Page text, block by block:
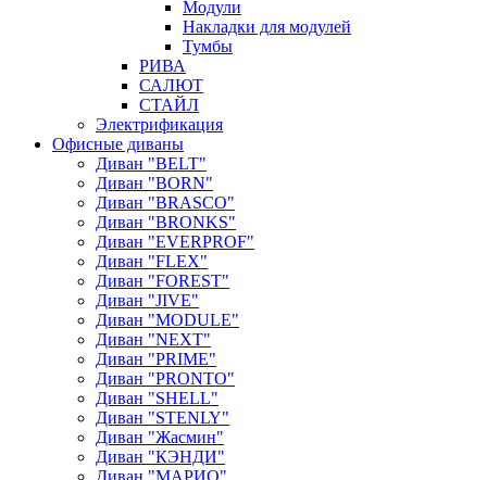
Модули
Накладки для модулей
Тумбы
РИВА
САЛЮТ
СТАЙЛ
Электрификация
Офисные диваны
Диван "BELT"
Диван "BORN"
Диван "BRASCO"
Диван "BRONKS"
Диван "EVERPROF"
Диван "FLEX"
Диван "FOREST"
Диван "JIVE"
Диван "MODULE"
Диван "NEXT"
Диван "PRIME"
Диван "PRONTO"
Диван "SHELL"
Диван "STENLY"
Диван "Жасмин"
Диван "КЭНДИ"